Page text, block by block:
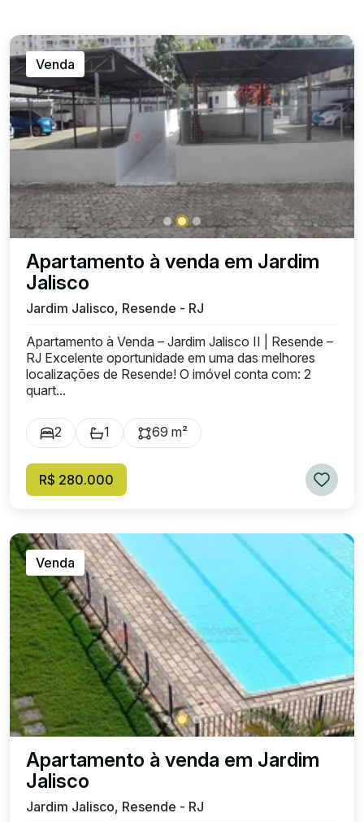
Venda
Apartamento à venda em Jardim
Jalisco
Jardim Jalisco, Resende - RJ
Apartamento à Venda – Jardim Jalisco II | Resende –
RJ Excelente oportunidade em uma das melhores
localizações de Resende! O imóvel conta com: 2
quart...
2 1 69 m²
R$ 280.000
Venda
Apartamento à venda em Jardim
Jalisco
Jardim Jalisco, Resende - RJ